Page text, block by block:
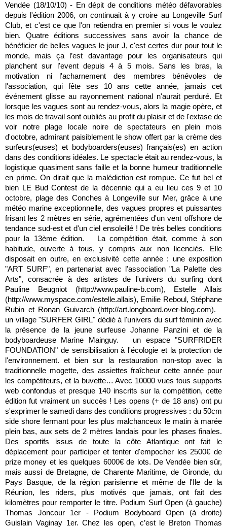
Vendée (18/10/10) - En dépit de conditions météo défavorables
depuis l'édition 2006, on continuait à y croire au Longeville Surf
Club, et c'est ce que l'on retiendra en premier si vous le voulez
bien. Quatre éditions successives sans avoir la chance de
bénéficier de belles vagues le jour J, c'est certes dur pour tout le
monde, mais ça l’est davantage pour les organisateurs qui
planchent sur l'event depuis 4 à 5 mois. Sans les bras, la
motivation ni l'acharnement des membres bénévoles de
l'association, qui fête ses 10 ans cette année, jamais cet
événement glisse au rayonnement national n'aurait perduré. Et
lorsque les vagues sont au rendez-vous, alors la magie opère, et
les mois de travail sont oubliés au profit du plaisir et de l'extase de
voir notre plage locale noire de spectateurs en plein mois
d'octobre, admirant paisiblement le show offert par la crème des
surfeurs(euses) et bodyboarders(euses) français(es) en action
dans des conditions idéales. Le spectacle était au rendez-vous, la
logistique quasiment sans faille et la bonne humeur traditionnelle
en prime. On dirait que la malédiction est rompue. Ce fut bel et
bien LE Bud Contest de la décennie qui a eu lieu ces 9 et 10
octobre, plage des Conches à Longeville sur Mer, grâce à une
météo marine exceptionnelle, des vagues propres et puissantes
frisant les 2 mètres en série, agrémentées d'un vent offshore de
tendance sud-est et d'un ciel ensoleillé ! De très belles conditions
pour la 13ème édition. La compétition était, comme à son
habitude, ouverte à tous, y compris aux non licenciés. Elle
disposait en outre, en exclusivité cette année : une exposition
"ART SURF", en partenariat avec l'association "La Palette des
Arts", consacrée à des artistes de l'univers du surfing dont
Pauline Beugniot (http://www.pauline-b.com), Estelle Allais
(http://www.myspace.com/estelle.allais), Emilie Reboul, Stéphane
Rubin et Ronan Guivarch (http://art.longboard.over-blog.com).
un village "SURFER GIRL" dédié à l'univers du surf féminin avec
la présence de la jeune surfeuse Johanne Panzini et de la
bodyboardeuse Marine Mainguy. un espace "SURFRIDER
FOUNDATION" de sensibilisation à l'écologie et la protection de
l'environnement. et bien sur la restauration non-stop avec la
traditionnelle mogette, des assiettes fraîcheur cette année pour
les compétiteurs, et la buvette… Avec 10000 vues tous supports
web confondus et presque 140 inscrits sur la compétition, cette
édition fut vraiment un succès ! Les opens (+ de 18 ans) ont pu
s'exprimer le samedi dans des conditions progressives : du 50cm
side shore fermant pour les plus malchanceux le matin à marée
plein bas, aux sets de 2 mètres landais pour les phases finales.
Des sportifs issus de toute la côte Atlantique ont fait le
déplacement pour participer et tenter d'empocher les 2500€ de
prize money et les quelques 6000€ de lots. De Vendée bien sûr,
mais aussi de Bretagne, de Charente Maritime, de Gironde, du
Pays Basque, de la région parisienne et même de l'Ile de la
Réunion, les riders, plus motivés que jamais, ont fait des
kilomètres pour remporter le titre. Podium Surf Open (à gauche)
Thomas Joncour 1er - Podium Bodyboard Open (à droite)
Guislain Vaginay 1er. Chez les open, c’est le Breton Thomas